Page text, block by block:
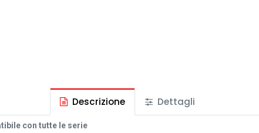
Descrizione Dettagli
con tutte le serie